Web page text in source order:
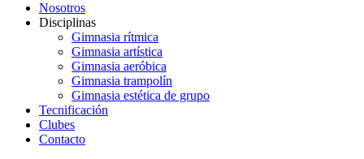
Nosotros
Disciplinas
Gimnasia rítmica
Gimnasia artística
Gimnasia aeróbica
Gimnasia trampolín
Gimnasia estética de grupo
Tecnificación
Clubes
Contacto